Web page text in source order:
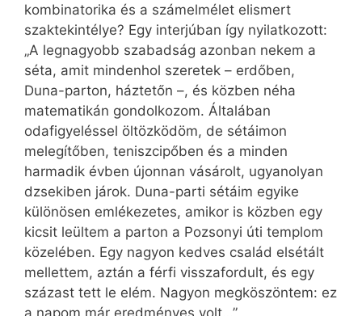
kombinatorika és a számelmélet elismert
szaktekintélye? Egy interjúban így nyilatkozott:
„A legnagyobb szabadság azonban nekem a
séta, amit mindenhol szeretek – erdőben,
Duna-parton, háztetőn –, és közben néha
matematikán gondolkozom. Általában
odafigyeléssel öltözködöm, de sétáimon
melegítőben, teniszcipőben és a minden
harmadik évben újonnan vásárolt, ugyanolyan
dzsekiben járok. Duna-parti sétáim egyike
különösen emlékezetes, amikor is közben egy
kicsit leültem a parton a Pozsonyi úti templom
közelében. Egy nagyon kedves család elsétált
mellettem, aztán a férfi visszafordult, és egy
százast tett le elém. Nagyon megköszöntem: ez
a napom már eredményes volt…”